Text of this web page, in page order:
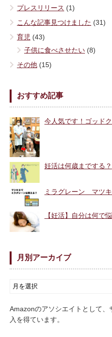
プレスリリース (1)
こんな記事見つけました (31)
育児 (43)
子供に食べさせたい (8)
その他 (15)
おすすめ記事
今人気です！ゴッド
妊活は何歳までする？
ミラグレーン マツ
【妊活】自分は何で
月別アーカイブ
Amazonのアソシエイトとして、
入を得ています。